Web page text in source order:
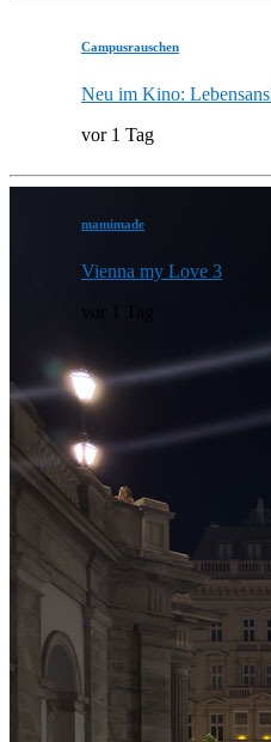
Campusrauschen
Neu im Kino:
vor 1 Tag
mamimade
Vienna my Love 3
vor 1 Tag